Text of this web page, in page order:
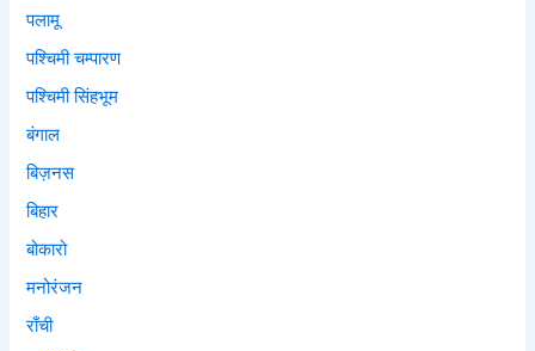
पलामू
पश्चिमी चम्पारण
पश्चिमी सिंहभूम
बंगाल
बिज़नस
बिहार
बोकारो
मनोरंजन
राँची